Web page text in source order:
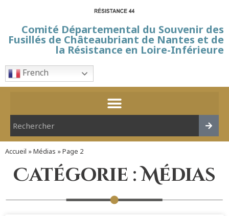
Comité Départemental du Souvenir des
Fusillés de Châteaubriant de Nantes et de
la Résistance en Loire-Inférieure
French
Accueil »Médias »Page 2
Catégorie : Médias